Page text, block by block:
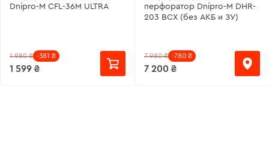
Dnipro-M CFL-36M ULTRA
1 980 ₴ -381 ₴
1 599 ₴
перфоратор Dnipro-M DHR-
203 BCX (без АКБ и ЗУ)
7 980 ₴ -780 ₴
7 200 ₴